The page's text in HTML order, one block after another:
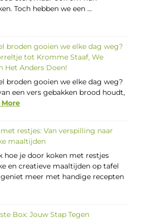
Toch hebben we een ...
broden gooien we elke dag weg?
tot Kromme Staaf, We
Het Anders Doen!
broden gooien we elke dag weg?
een vers gebakken brood houdt,
More
restjes: Van verspilling naar
maaltijden
hoe je door koken met restjes
en creatieve maaltijden op tafel
meer met handige recepten
Box: Jouw Stap Tegen